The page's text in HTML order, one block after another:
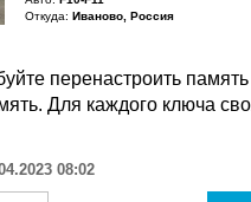
Откуда: Иваново, Россия
перенастроить
Для каждого ключа
08:02